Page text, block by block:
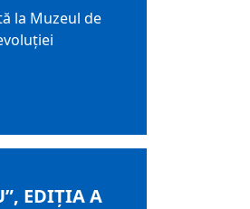
la Muzeul de
EDIŢIA A